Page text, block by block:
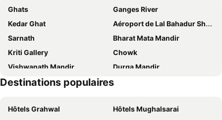
Hotel Ganges Grand
The Banaras Hotel
Treebo Trend Little Budhha
Arcadia Hotel
De Costa Palace
Ramada by Wyndham Varanasi Katesar
Hotel Banaras Haveli
Hotel Madin
Hotel Hindusthan International, Varanasi
Palace on Ganges
Goroomgo Varanasi Paradise Varanasi
Hotel Castillo Varanasi
Dwivedi Hotels Palace On Steps
Hotel Dolphin Grand
Ghats
Ganges River
Kedar Ghat
Aéroport de Lal Bahadur Shastri
Sarnath
Bharat Mata Mandir
Kriti Gallery
Chowk
Vishwanath Mandir
Durga Mandir
Tulsi Manas Mandir
New Vishwanath Mandir
Destinations populaires
Hôtels Grahwal Hôtels Mughalsarai